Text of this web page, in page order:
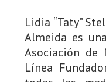
Lidia “Taty”
Almeida es
Asociación de
Línea